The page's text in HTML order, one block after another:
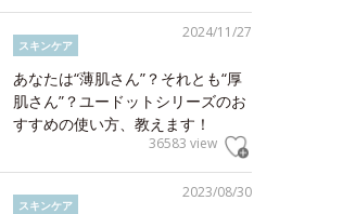
2024/11/27
スキンケア
あなたは“薄肌さん”？それとも“厚
肌さん”？ユードットシリーズのお
すすめの使い方、教えます！
36583 view
2023/08/30
スキンケア